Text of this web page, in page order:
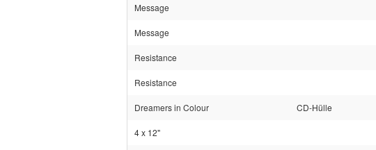
Message
Message
Resistance
Resistance
Dreamers in Colour CD-Hülle
4 x 12"